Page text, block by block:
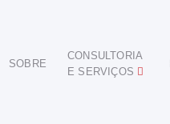
SOBRE
CONSULTORIA
E SERVIÇOS